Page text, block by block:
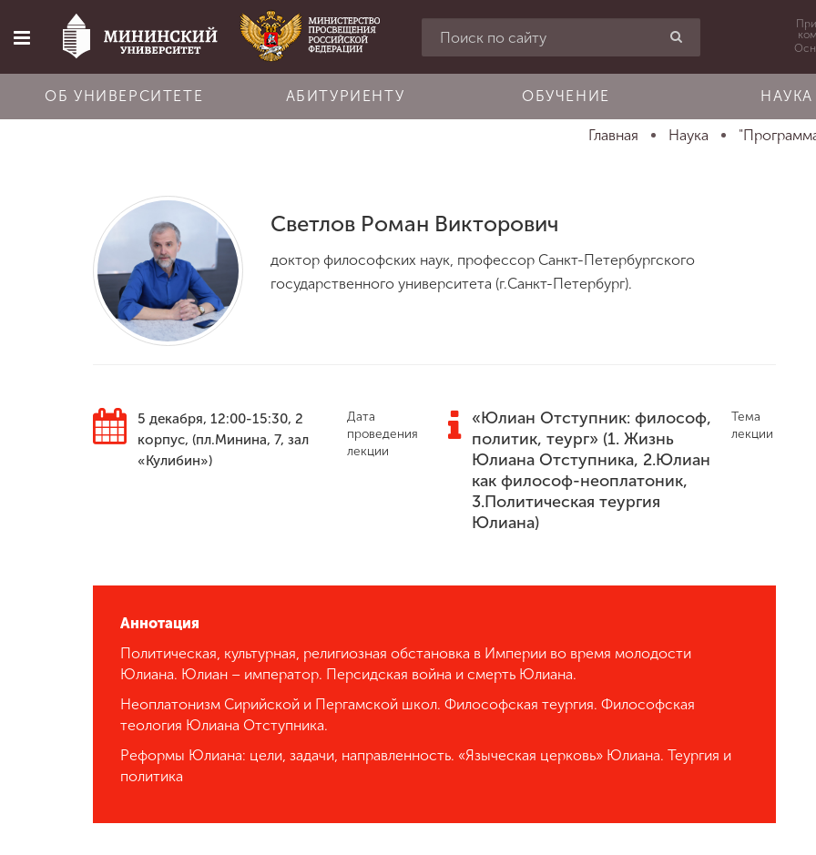
Об университете
Абитуриенту
Обучение
Международная
деятельность
Сведения об
организации
Приемная
комиссия
ОБ УНИВЕРСИТЕТЕ АБИТУРИЕНТУ ОБУЧЕНИЕ НАУКА
Главная Наука
Светлов Роман Викторович
доктор философских наук, профессор Санкт-Петербургского
государственного университета (г.Санкт-Петербург).
5 декабря, 12:00-15:30, 2
корпус, (пл.Минина, 7, зал
«Кулибин»)
Дата
проведения
лекции
«Юлиан Отступник: философ,
политик, теург» (1. Жизнь
Юлиана Отступника, 2.Юлиан
как философ-неоплатоник,
3.Политическая теургия
Юлиана)
Тема
лекции
Аннотация
Политическая, культурная, религиозная обстановка в Империи во время молодости
Юлиана. Юлиан – император. Персидская война и смерть Юлиана.
Неоплатонизм Сирийской и Пергамской школ. Философская теургия. Философская
теология Юлиана Отступника.
Реформы Юлиана: цели, задачи, направленность. «Языческая церковь» Юлиана. Теургия и
политика